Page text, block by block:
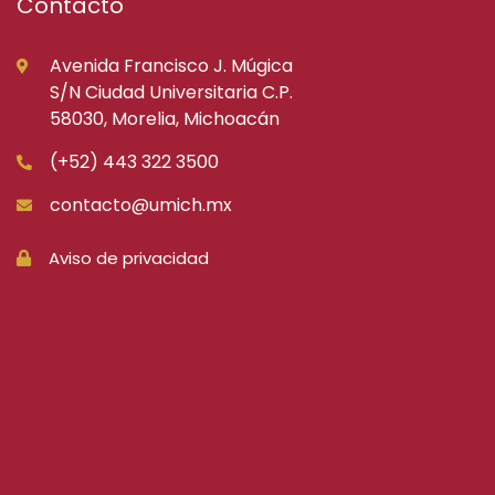
Avenida Francisco J. Múgica
S/N Ciudad Universitaria C.P.
58030, Morelia, Michoacán
(+52) 443 322 3500
contacto@umich.mx
Aviso de privacidad